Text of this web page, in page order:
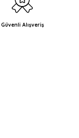
Güvenli Alışveriş